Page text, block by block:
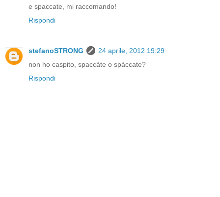
e spaccate, mi raccomando!
Rispondi
stefanoSTRONG
24 aprile, 2012 19:29
non ho caspito, spaccàte o spàccate?
Rispondi